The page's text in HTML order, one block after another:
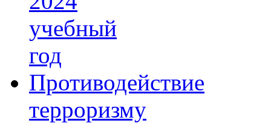
учебный
год
Противодействие
терроризму